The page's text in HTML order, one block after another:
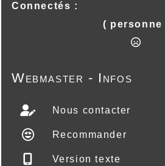
Connectés :
( personne
Webmaster - Infos
Nous contacter
Recommander
Version texte